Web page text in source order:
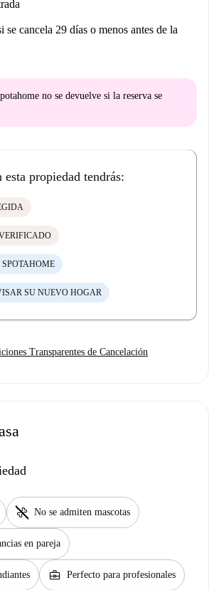
se cancela 29 días o menos antes de la
no se devuelve si la reserva se
propiedad tendrás:
SU NUEVO HOGAR
Transparentes de Cancelación
pet_supplies No se admiten mascotas
en pareja
business_center Perfecto para profesionales